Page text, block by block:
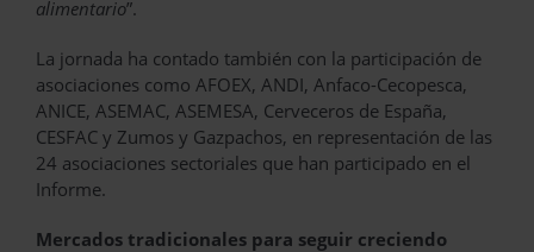
alimentario”.
La jornada ha contado también con la participación de
asociaciones como AFOEX, ANDI, Anfaco-Cecopesca,
ANICE, ASEMAC, ASEMESA, Cerveceros de España,
CESFAC y Zumos y Gazpachos, en representación de las
24 asociaciones sectoriales que han participado en el
Informe.
Mercados tradicionales para seguir creciendo